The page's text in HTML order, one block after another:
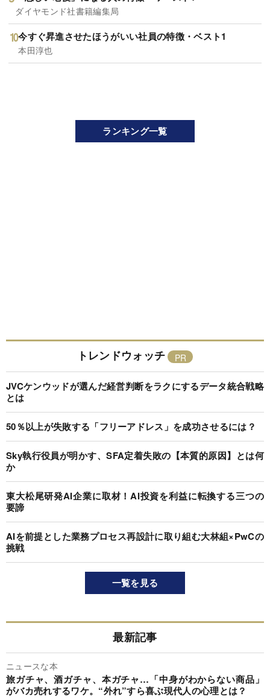
ダイヤモンド社書籍編集局
今すぐ昇進させたほうがいい社員の特徴・ベスト1
本田淳也
ランキング一覧
トレンドウォッチ
JVCケンウッドが選んだ経営判断をラクにするデータ統合戦略
とは
50％以上が失敗する「フリーアドレス」を成功させるには？
Sky執行役員が明かす、SFA定着失敗の【本質的原因】とは何
か
東大松尾研発AI企業に取材！AI投資を利益に転換する三つの
要諦
AIを前提とした業務プロセス再設計に取り組む大林組×PwCの
挑戦
一覧を見る
最新記事
ニュースな本
旅ガチャ、酒ガチャ、本ガチャ…「中身がわからない商品」
がバカ売れするワケ。“外れ”すら喜ぶ現代人の心理とは？